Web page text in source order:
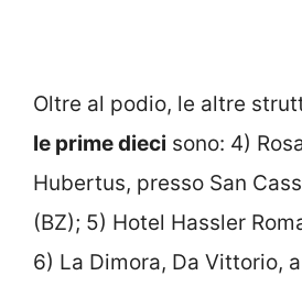
Oltre al podio, le altre
le prime dieci sono: 4)
Hubertus, presso San
(BZ); 5) Hotel Hassler
6) La Dimora, Da Vittorio,